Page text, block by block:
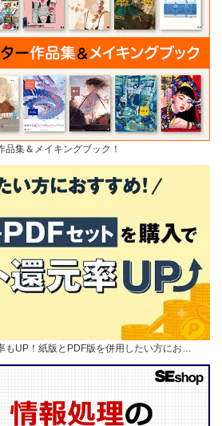
集＆メイキングブック！
もUP！紙版とPDF版を併用したい方にお…